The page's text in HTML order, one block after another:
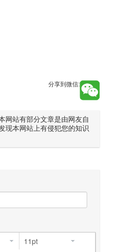
分享到微信:
网站有部分文章是由网友自
现本网站上有侵犯您的知识
11pt